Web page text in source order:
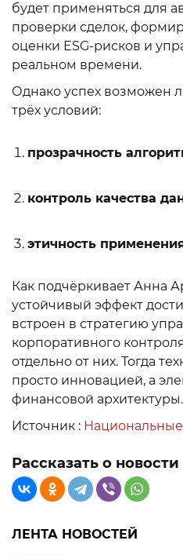
будет применяться для
проверки сделок,
оценки ESG-рисков и
реальном времени.
Однако успех возможен
трёх условий:
прозрачность
контроль качества
этичность
Как подчёркивает Анна
устойчивый эффект
встроен в стратегию
корпоративного
отдельно от них. Тогда
просто инновацией, а
финансовой архитектуры.
Источник :
Рассказать о новости
ЛЕНТА НОВОСТЕЙ